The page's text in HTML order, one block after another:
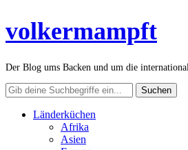
volkermampft
Der Blog ums Backen und um die
Länderküchen
Afrika
Asien